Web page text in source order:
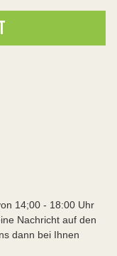
14;00 - 18:00 Uhr
Nachricht auf den
dann bei Ihnen